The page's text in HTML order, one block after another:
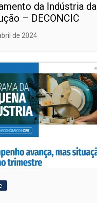
da Indústria da
– DECONCIC
de 2024